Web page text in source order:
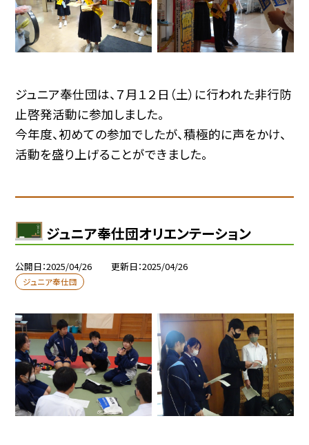
ジュニア奉仕団は、７月１２日（土）に行われた非行防
止啓発活動に参加しました。
今年度、初めての参加でしたが、積極的に声をかけ、
活動を盛り上げることができました。
ジュニア奉仕団オリエンテーション
公開日 2025/04/26 更新日 2025/04/26
ジュニア奉仕団